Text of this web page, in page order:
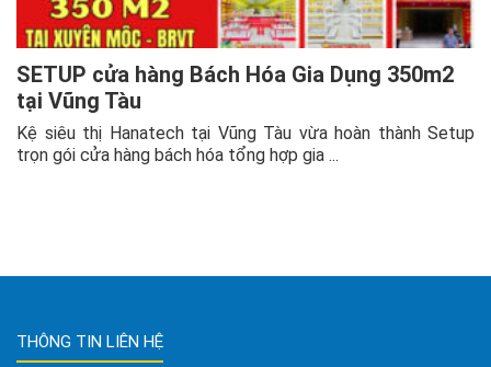
SETUP cửa hàng Bách Hóa Gia Dụng 350m2
tại Vũng Tàu
Kệ siêu thị Hanatech tại Vũng Tàu vừa hoàn thành Setup
trọn gói cửa hàng bách hóa tổng hợp gia ...
THÔNG TIN LIÊN HỆ